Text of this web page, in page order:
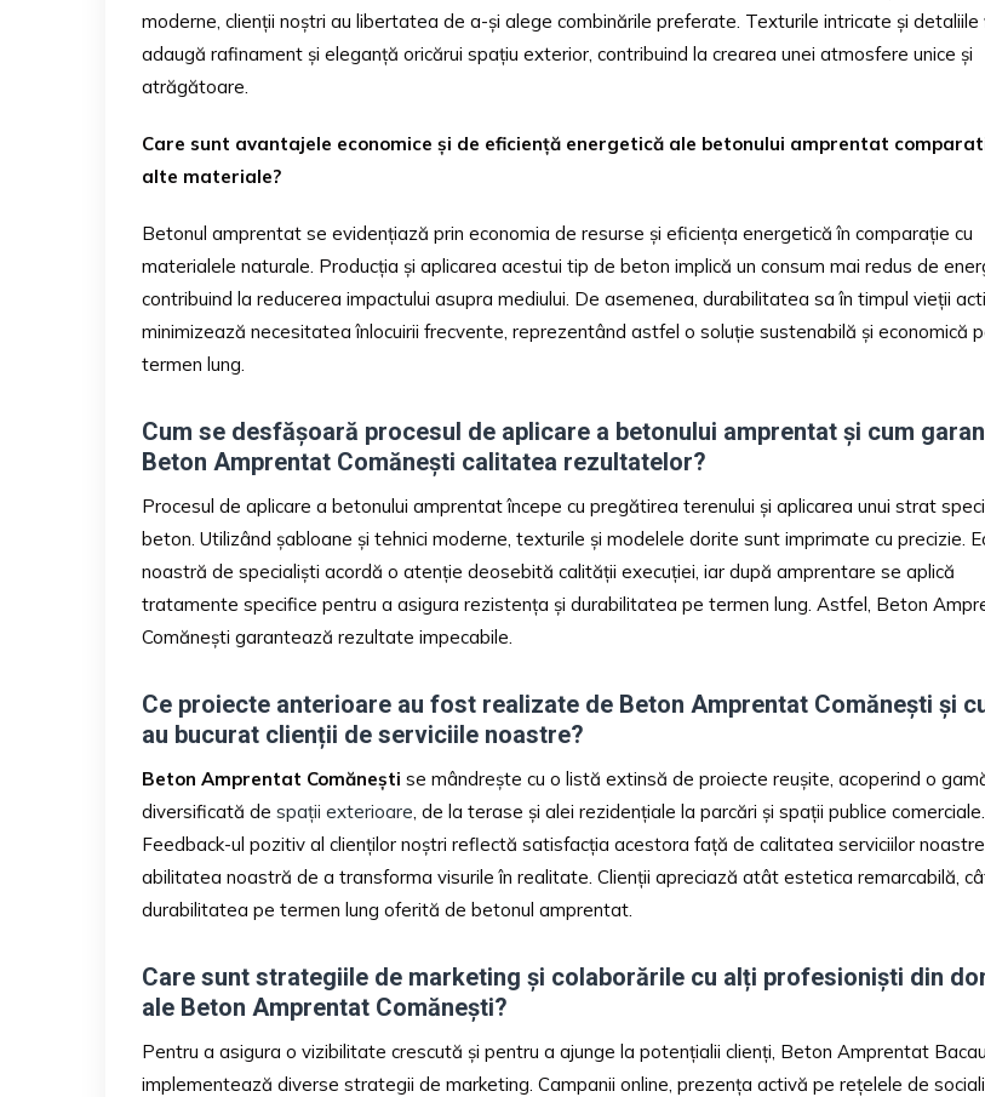
moderne, clienții noștri au libertatea de a-și alege combinările preferate. Texturile intricate și detaliile
adaugă rafinament și eleganță oricărui spațiu exterior, contribuind la crearea unei atmosfere unice și
atrăgătoare.
Care sunt avantajele economice și de eficiență energetică ale betonului amprentat
alte materiale?
Betonul amprentat se evidențiază prin economia de resurse și eficiența energetică în comparație cu
materialele naturale. Producția și aplicarea acestui tip de beton implică un consum mai redus de
contribuind la reducerea impactului asupra mediului. De asemenea, durabilitatea sa în timpul vieții
minimizează necesitatea înlocuirii frecvente, reprezentând astfel o soluție sustenabilă și economică
termen lung.
Cum se desfășoară procesul de aplicare a betonului amprentat și cum
Beton Amprentat Comănești calitatea rezultatelor?
Procesul de aplicare a betonului amprentat începe cu pregătirea terenului și aplicarea unui strat
beton. Utilizând șabloane și tehnici moderne, texturile și modelele dorite sunt imprimate cu precizie.
noastră de specialiști acordă o atenție deosebită calității execuției, iar după amprentare se aplică
tratamente specifice pentru a asigura rezistența și durabilitatea pe termen lung. Astfel, Beton
Comănești garantează rezultate impecabile.
Ce proiecte anterioare au fost realizate de Beton Amprentat Comănești și
au bucurat clienții de serviciile noastre?
Beton Amprentat Comănești se mândrește cu o listă extinsă de proiecte reușite, acoperind o
diversificată de spații exterioare , de la terase și alei rezidențiale la parcări și spații publice comerciale.
Feedback-ul pozitiv al clienților noștri reflectă satisfacția acestora față de calitatea serviciilor
abilitatea noastră de a transforma visurile în realitate. Clienții apreciază atât estetica remarcabilă,
durabilitatea pe termen lung oferită de betonul amprentat.
Care sunt strategiile de marketing și colaborările cu alți profesioniști din
ale Beton Amprentat Comănești?
Pentru a asigura o vizibilitate crescută și pentru a ajunge la potențialii clienți, Beton Amprentat Bacau
implementează diverse strategii de marketing. Campanii online, prezența activă pe rețelele de